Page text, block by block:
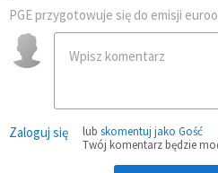
PGE przygotowuje się do emisji
Zaloguj się lub skomentuj jako Gość
Twój komentarz będzie